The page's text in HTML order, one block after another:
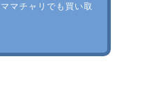
マチャリでも買い取